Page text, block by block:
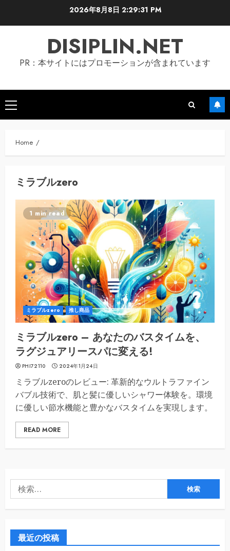
2026年8月8日 2:29:32 PM
DISIPLIN.NET
PR：本サイトにはプロモーションが含まれています
Primary
Menu
Home
ミラブルzero
1 min read
ミラブルzero 推し商品
ミラブルzero – あなたのバスタイムを、
ラグジュアリースパに変える!
PHI72110 2024年1月24日
ミラブルzeroのレビュー: 革新的なウルトラファイン
バブル技術で、肌と髪に優しいシャワー体験を。環境
に優しい節水機能と豊かなバスタイムを実現します。
READ MORE
索:
最近の投稿